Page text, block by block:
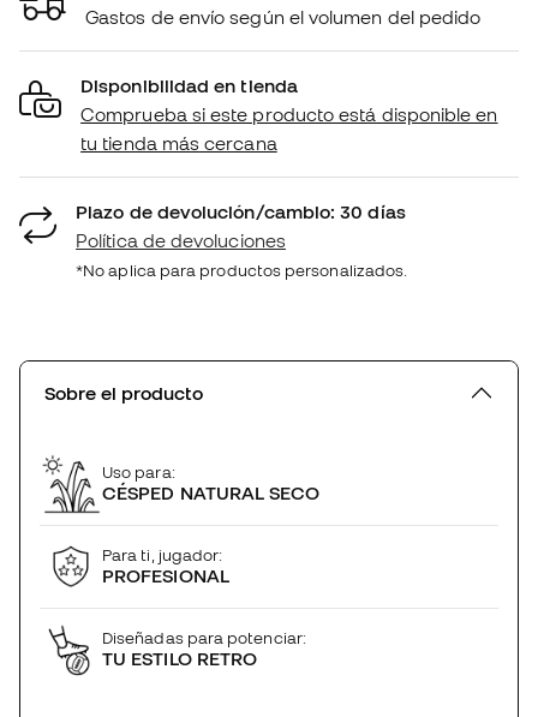
Gastos de envío según el volumen del pedido
Disponibilidad en tienda
Comprueba si este producto está disponible en
tu tienda más cercana
Plazo de devolución/cambio: 30 días
Política de devoluciones
*No aplica para productos personalizados.
Sobre el producto
Uso para:
CÉSPED NATURAL SECO
Para ti, jugador:
PROFESIONAL
Diseñadas para potenciar:
TU ESTILO RETRO